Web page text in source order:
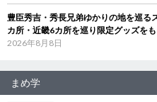
豊臣秀吉・秀長兄弟ゆかりの地を巡
カ所・近畿6カ所を巡り限定グッズを
2026年8月8日
まめ学